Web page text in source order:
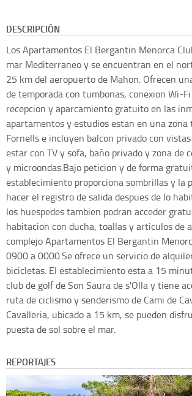
DESCRIPCIÓN
Los Apartamentos El Bergantin Menorca
mar Mediterraneo y se encuentran en el
25 km del aeropuerto de Mahon. Ofrecen
de temporada con tumbonas, conexion Wi-
recepcion y aparcamiento gratuito en las
apartamentos y estudios estan en una zona
Fornells e incluyen balcon privado con
estar con TV y sofa, baño privado y zona de
y microondas.Bajo peticion y de forma
establecimiento proporciona sombrillas y la
hacer el registro de salida despues de lo
los huespedes tambien podran acceder
habitacion con ducha, toallas y articulos de
complejo Apartamentos El Bergantin
0900 a 0000.Se ofrece un servicio de
bicicletas. El establecimiento esta a 15
club de golf de Son Saura de s'Olla y tiene
ruta de ciclismo y senderismo de Cami de
Cavalleria, ubicado a 15 km, se pueden
puesta de sol sobre el mar.
REPORTAJES